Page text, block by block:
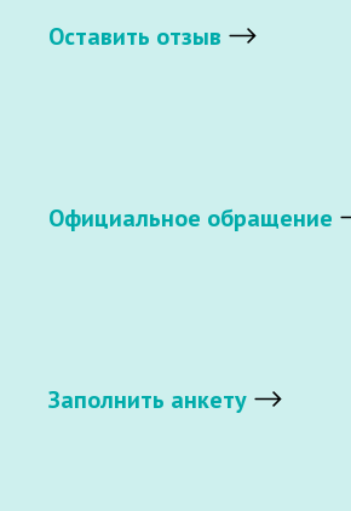
Оставить отзыв
Официальное обращение
Заполнить анкету